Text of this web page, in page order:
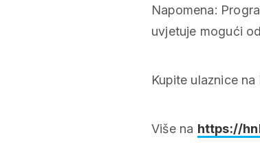
Napomena:
uvjetuje mogući
Kupite ulaznice
Više na https://